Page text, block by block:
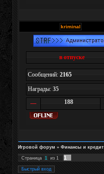
kriminal
в отпуске
Сообщений: 2165
Награды: 35
188
Игровой форум » Финансы и кредит
Страница 1 из 1 1